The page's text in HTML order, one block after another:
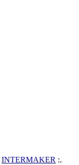
INTERMAKER :.